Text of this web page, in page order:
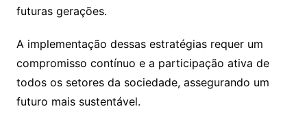
futuras gerações.
A implementação dessas estratégias requer um
compromisso contínuo e a participação ativa de
todos os setores da sociedade, assegurando um
futuro mais sustentável.